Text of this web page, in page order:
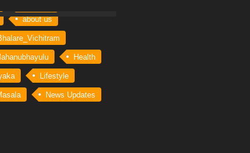
about us
Health
Lifestyle
News Updates